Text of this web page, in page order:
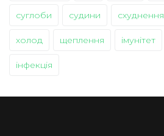
суглоби судини схуднення
холод щеплення імунітет
інфекція